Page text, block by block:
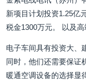
新项目计划投资1.25亿
税金1300万元。 以及高
电子车间具有投资大、
同时，他们还需要保证
暖通空调设备的选择显